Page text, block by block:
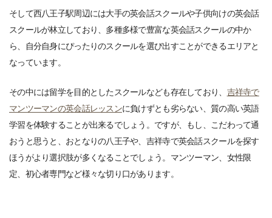
そして西八王子駅周辺には大手の英会話スクールや子供向けの英会話
スクールが林立しており、多種多様で豊富な英会話スクールの中か
ら、自分自身にぴったりのスクールを選び出すことができるエリアと
なっています。
その中には留学を目的としたスクールなども存在しており、 吉祥寺で
マンツーマンの英会話レッスンに負けずとも劣らない、質の高い英語
学習を体験することが出来るでしょう。ですが、もし、こだわって通
おうと思うと、おとなりの八王子や、吉祥寺で英会話スクールを探す
ほうがより選択肢が多くなることでしょう。マンツーマン、女性限
定、初心者専門など様々な切り口があります。